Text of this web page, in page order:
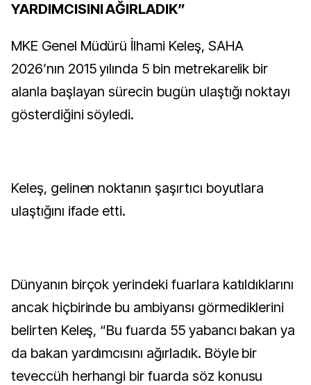
YARDIMCISINI AĞIRLADIK”
MKE Genel Müdürü İlhami Keleş, SAHA
2026’nın 2015 yılında 5 bin metrekarelik bir
alanla başlayan sürecin bugün ulaştığı noktayı
gösterdiğini söyledi.
Keleş, gelinen noktanın şaşırtıcı boyutlara
ulaştığını ifade etti.
Dünyanın birçok yerindeki fuarlara katıldıklarını
ancak hiçbirinde bu ambiyansı görmediklerini
belirten Keleş, “Bu fuarda 55 yabancı bakan ya
da bakan yardımcısını ağırladık. Böyle bir
teveccüh herhangi bir fuarda söz konusu